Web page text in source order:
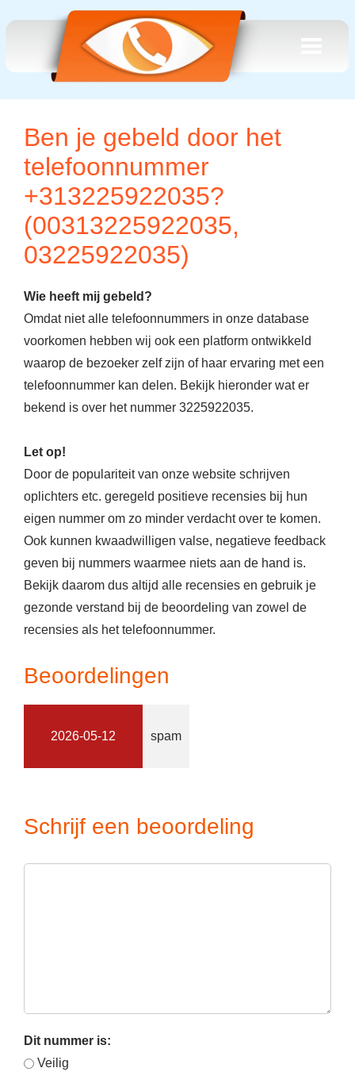
Ben je gebeld door het
telefoonnummer
+313225922035?
(00313225922035,
03225922035)
Wie heeft mij gebeld?
Omdat niet alle telefoonnummers in onze database
voorkomen hebben wij ook een platform ontwikkeld
waarop de bezoeker zelf zijn of haar ervaring met een
telefoonnummer kan delen. Bekijk hieronder wat er
bekend is over het nummer 3225922035.
Let op!
Door de populariteit van onze website schrijven
oplichters etc. geregeld positieve recensies bij hun
eigen nummer om zo minder verdacht over te komen.
Ook kunnen kwaadwilligen valse, negatieve feedback
geven bij nummers waarmee niets aan de hand is.
Bekijk daarom dus altijd alle recensies en gebruik je
gezonde verstand bij de beoordeling van zowel de
recensies als het telefoonnummer.
Beoordelingen
2026-05-12 spam
Schrijf een beoordeling
Dit nummer is:
Veilig